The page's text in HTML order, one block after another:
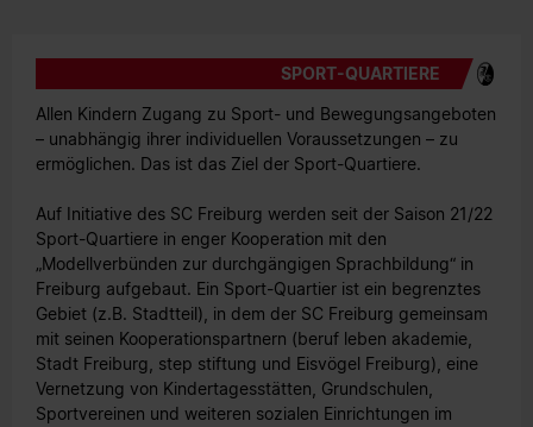
SPORT-QUARTIERE
Allen Kindern Zugang zu Sport- und Bewegungsangeboten
– unabhängig ihrer individuellen Voraussetzungen – zu
ermöglichen. Das ist das Ziel der Sport-Quartiere.
Auf Initiative des SC Freiburg werden seit der Saison 21/22
Sport-Quartiere in enger Kooperation mit den
„Modellverbünden zur durchgängigen Sprachbildung“ in
Freiburg aufgebaut. Ein Sport-Quartier ist ein begrenztes
Gebiet (z.B. Stadtteil), in dem der SC Freiburg gemeinsam
mit seinen Kooperationspartnern (beruf leben akademie,
Stadt Freiburg, step stiftung und Eisvögel Freiburg), eine
Vernetzung von Kindertagesstätten, Grundschulen,
Sportvereinen und weiteren sozialen Einrichtungen im